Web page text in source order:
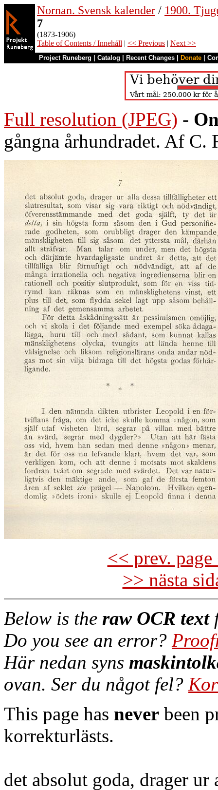
Nornan. Svensk kalender / 1900.
7
(1873-1906)
Table of Contents / Innehåll | << Previous | Next >>
Project Runeberg Catalog Recent Changes Donate
Full resolution (JPEG) -
gångna århundradet. Af C.
<< prev.
>> nästa
Below is the raw OCR text
Do you see an error?
Här nedan syns
ovan. Ser du något fel?
This page has never been
korrekturlästs.
det absolut goda, drager